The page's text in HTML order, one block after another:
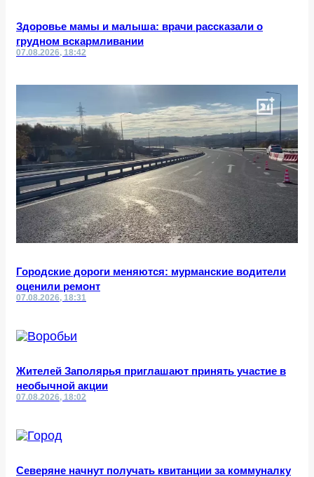
Здоровье мамы и малыша: врачи рассказали о
грудном вскармливании
07.08.2026, 18:42
Городские дороги меняются: мурманские водители
оценили ремонт
07.08.2026, 18:31
Жителей Заполярья приглашают принять участие в
необычной акции
07.08.2026, 18:02
Северяне начнут получать квитанции за коммуналку